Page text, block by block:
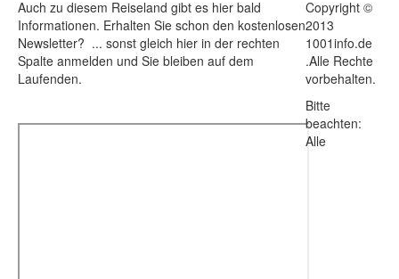
Auch zu diesem Reiseland gibt es hier bald
Informationen. Erhalten Sie schon den kostenlosen
Newsletter? ... sonst gleich hier in der rechten
Spalte anmelden und Sie bleiben auf dem
Laufenden.
Copyright ©
2013
1001info.de
.Alle Rechte
vorbehalten.
Bitte
beachten:
Alle